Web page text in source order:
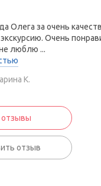
Олега за очень
Очень
люблю ...
К.
отзывы
отзыв